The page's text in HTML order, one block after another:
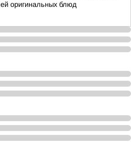
оригинальных блюд